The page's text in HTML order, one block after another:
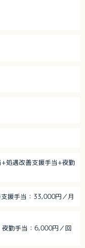
+処遇改善支援手当+夜勤
援手当：33,000円／月
勤手当：6,000円／回